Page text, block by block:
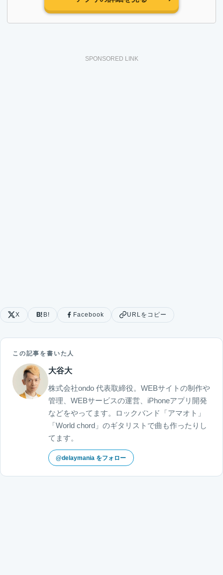
SPONSORED LINK
X B! Facebook URLをコピー
この記事を書いた人
大谷大
株式会社ondo 代表取締役。WEBサイトの制作や
管理、WEBサービスの運営、iPhoneアプリ開発
などをやってます。ロックバンド「アマオト」
「World chord」のギタリストで曲も作ったりし
てます。
@delaymania をフォロー